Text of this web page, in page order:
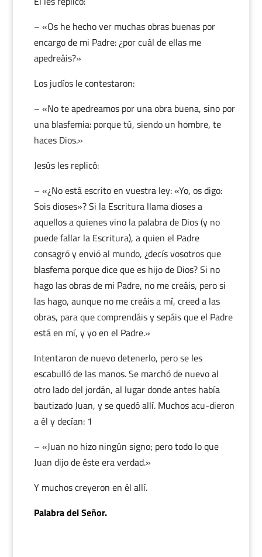
– «Os he hecho ver muchas obras buenas por
encargo de mi Padre: ¿por cuál de ellas me
apedreáis?»
Los judíos le contestaron:
– «No te apedreamos por una obra buena, sino por
una blasfemia: porque tú, siendo un hombre, te
haces Dios.»
Jesús les replicó:
– «¿No está escrito en vuestra ley: «Yo, os digo:
Sois dioses»? Si la Escritura llama dioses a
aquellos a quienes vino la palabra de Dios (y no
puede fallar la Escritura), a quien el Padre
consagró y envió al mundo, ¿decís vosotros que
blasfema porque dice que es hijo de Dios? Si no
hago las obras de mi Padre, no me creáis, pero si
las hago, aunque no me creáis a mí, creed a las
obras, para que comprendáis y sepáis que el Padre
está en mí, y yo en el Padre.»
Intentaron de nuevo detenerlo, pero se les
escabulló de las manos. Se marchó de nuevo al
otro lado del jordán, al lugar donde antes había
bautizado Juan, y se quedó allí. Muchos acu-dieron
a él y decían: 1
– «Juan no hizo ningún signo; pero todo lo que
Juan dijo de éste era verdad.»
Y muchos creyeron en él allí.
Palabra del Señor.